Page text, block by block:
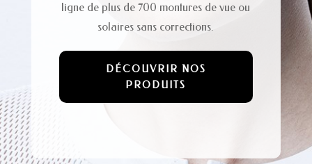
ligne de plus de 700 montures de vue ou
solaires sans corrections.
DÉCOUVRIR NOS
PRODUITS